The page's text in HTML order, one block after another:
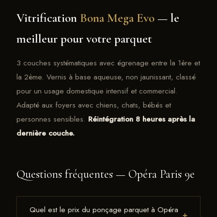
Vitrification Bona Mega Evo— le
meilleur pour votre parquet
3 couches systématiques avec égrenage entre la 1ère et
la 2ème. Vernis à base aqueuse, non jaunissant, classé
pour un usage domestique intensif et commercial.
Adapté aux foyers avec chiens, chats, bébés et
personnes sensibles. Réintégration 8 heures après la
dernière couche.
Questions fréquentes — Opéra Paris 9e
Quel est le prix du ponçage parquet à Opéra